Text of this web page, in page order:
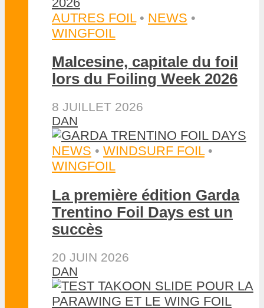
AUTRES FOIL • NEWS •
WINGFOIL
Malcesine, capitale du foil
lors du Foiling Week 2026
8 JUILLET 2026
DAN
NEWS • WINDSURF FOIL •
WINGFOIL
La première édition Garda
Trentino Foil Days est un
succès
20 JUIN 2026
DAN